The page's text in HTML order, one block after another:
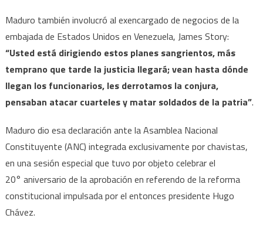
Maduro también involucró al exencargado de negocios de la
embajada de Estados Unidos en Venezuela, James Story:
“Usted está dirigiendo estos planes sangrientos, más
temprano que tarde la justicia llegará; vean hasta dónde
llegan los funcionarios, les derrotamos la conjura,
pensaban atacar cuarteles y matar soldados de la patria”.
Maduro dio esa declaración ante la Asamblea Nacional
Constituyente (ANC) integrada exclusivamente por chavistas,
en una sesión especial que tuvo por objeto celebrar el
20° aniversario de la aprobación en referendo de la reforma
constitucional impulsada por el entonces presidente Hugo
Chávez.